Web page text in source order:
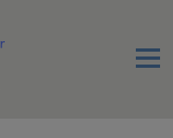
Menu